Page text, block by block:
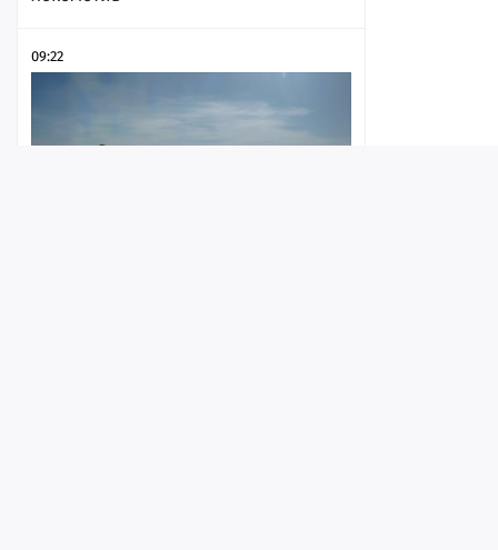
09:22